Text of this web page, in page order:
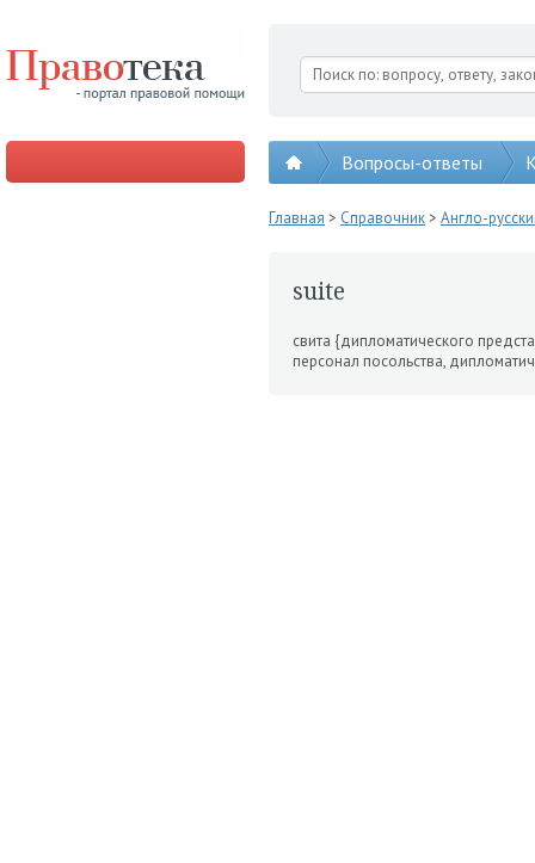
Вопросы-ответы
Главная > Справочник> Англо-
suite
свита {дипломатического
персонал посольства,